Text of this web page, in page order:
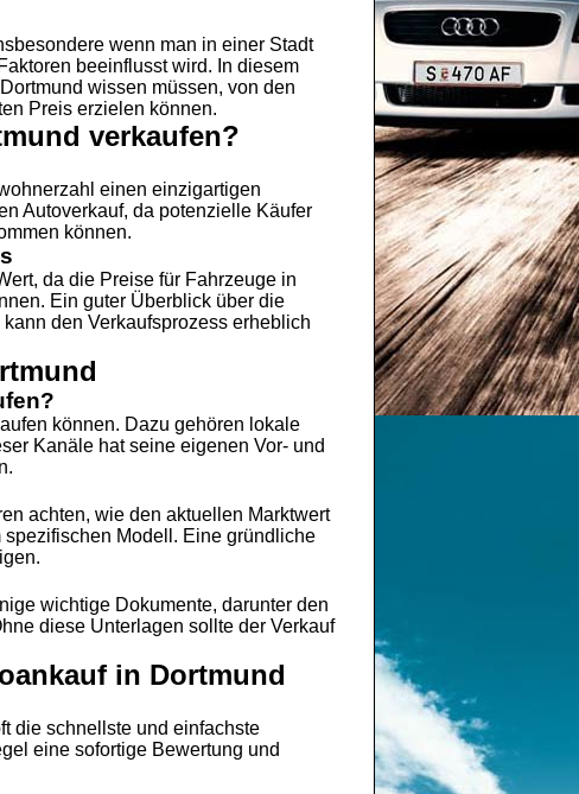
wenn man in einer Stadt
beeinflusst wird. In diesem
wissen müssen, von den
Preis erzielen können.
verkaufen?
einen einzigartigen
Autoverkauf, da potenzielle Käufer
können.
da die Preise für Fahrzeuge in
Ein guter Überblick über die
den Verkaufsprozess erheblich
können. Dazu gehören lokale
Kanäle hat seine eigenen Vor- und
achten, wie den aktuellen Marktwert
Modell. Eine gründliche
wichtige Dokumente, darunter den
diese Unterlagen sollte der Verkauf
in Dortmund
die schnellste und einfachste
eine sofortige Bewertung und